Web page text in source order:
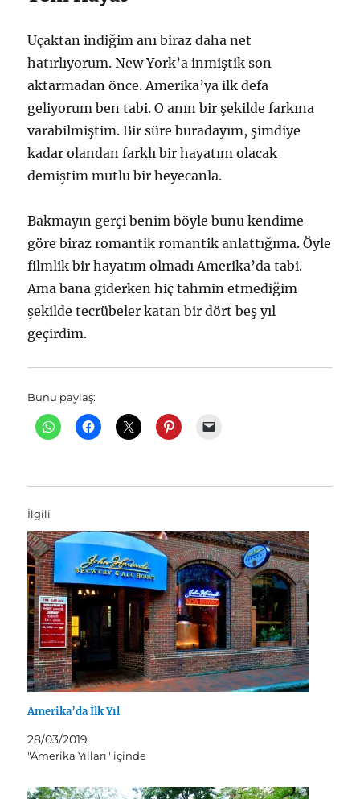
Uçaktan indiğim anı biraz daha net
hatırlıyorum. New York’a inmiştik son
aktarmadan önce. Amerika’ya ilk defa
geliyorum ben tabi. O anın bir şekilde farkına
varabilmiştim. Bir süre buradayım, şimdiye
kadar olandan farklı bir hayatım olacak
demiştim mutlu bir heyecanla.
Bakmayın gerçi benim böyle bunu kendime
göre biraz romantik romantik anlattığıma. Öyle
filmlik bir hayatım olmadı Amerika’da tabi.
Ama bana giderken hiç tahmin etmediğim
şekilde tecrübeler katan bir dört beş yıl
geçirdim.
Bunu paylaş:
İlgili
Amerika’da İlk Yıl
28/03/2019
"Amerika Yılları" içinde